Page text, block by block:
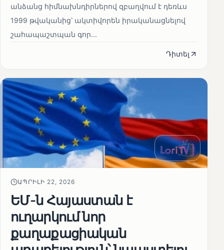
անձանց հիմնախնդիրներով զբաղվում է դեռևս
1999 թվականից՝ ակտիվորեն իրականացնելով
շահապաշտպան գոր...
Դիտել
ԱՊՐԻԼԻ 22, 2026
ԵՄ-ն Հայաստան է
ուղարկում նոր
քաղաքացիական